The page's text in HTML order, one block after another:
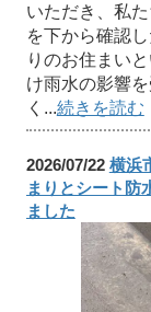
いただき、私
を下から確認
りのお住まい
け雨水の影響
く...続きを読む
2026/07/22 横浜
まりとシート防
ました